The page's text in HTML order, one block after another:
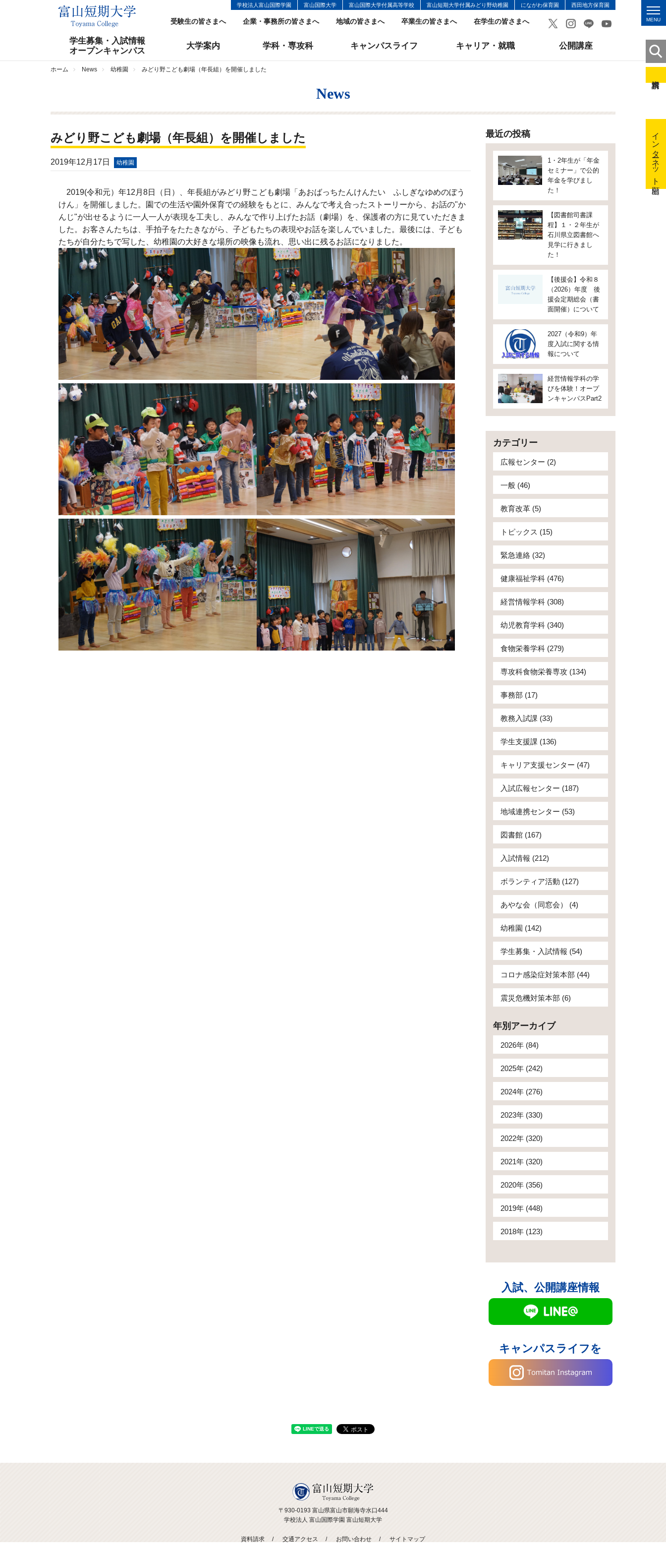
学校法人富山国際学園 富山国際大学 富山国際大学付属高等学校 富山短期大学付属みどり野幼稚園 にながわ保育園 西田地方保育園
受験生の皆さまへ 企業・事務所の皆さまへ 地域の皆さまへ 卒業生の皆さまへ 在学生の皆さまへ MENU
学生募集・入試情報
オープンキャンパス
大学案内 学科・専攻科 キャンパスライフ キャリア・就職 公開講座
インターネット出願
ホーム News 幼稚園 みどり野こども劇場（年長組）を開催しました
News
みどり野こども劇場（年長組）を開催しました
2019年12月17日 幼稚園
2019(令和元）年12月8日（日）、年長組がみどり野こども劇場「あおばっちたんけんたい ふしぎなゆめのぼう
けん」を開催しました。園での生活や園外保育での経験をもとに、みんなで考え合ったストーリーから、お話の"か
んじ"が出せるように一人一人が表現を工夫し、みんなで作り上げたお話（劇場）を、保護者の方に見ていただきま
した。お客さんたちは、手拍子をたたきながら、子どもたちの表現やお話を楽しんでいました。最後には、子ども
たちが自分たちで写した、幼稚園の大好きな場所の映像も流れ、思い出に残るお話になりました。
最近の投稿
1・2年生が「年金
セミナー」で公的
年金を学びまし
た！
【図書館司書課
程】１・２年生が
石川県立図書館へ
見学に行きまし
た！
【後援会】令和８
（2026）年度 後
援会定期総会（書
面開催）について
2027（令和9）年
度入試に関する情
報について
経営情報学科の学
びを体験！オープ
ンキャンパスPart2
カテゴリー
広報センター (2)
一般 (46)
教育改革 (5)
トピックス (15)
緊急連絡 (32)
健康福祉学科 (476)
経営情報学科 (308)
幼児教育学科 (340)
食物栄養学科 (279)
専攻科食物栄養専攻 (134)
事務部 (17)
教務入試課 (33)
学生支援課 (136)
キャリア支援センター (47)
入試広報センター (187)
地域連携センター (53)
図書館 (167)
入試情報 (212)
ボランティア活動 (127)
あやな会（同窓会） (4)
幼稚園 (142)
学生募集・入試情報 (54)
コロナ感染症対策本部 (44)
震災危機対策本部 (6)
年別アーカイブ
2026年 (84)
2025年 (242)
2024年 (276)
2023年 (330)
2022年 (320)
2021年 (320)
2020年 (356)
2019年 (448)
2018年 (123)
入試、公開講座情報
キャンパスライフを
〒930-0193 富山県富山市願海寺水口444
学校法人 富山国際学園 富山短期大学
資料請求 交通アクセス お問い合わせ サイトマップ